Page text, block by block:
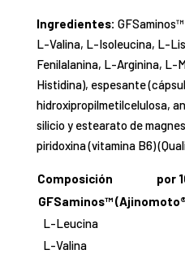
Ingredientes:
L-Valina, L-Isoleucina, L-
Fenilalanina, L-Arginina,
Histidina), espesante
hidroxipropilmetilcelulosa,
silicio y estearato de
piridoxina (vitamina B6)
Composición
por
GFSaminos™
L-Leucina
L-Valina